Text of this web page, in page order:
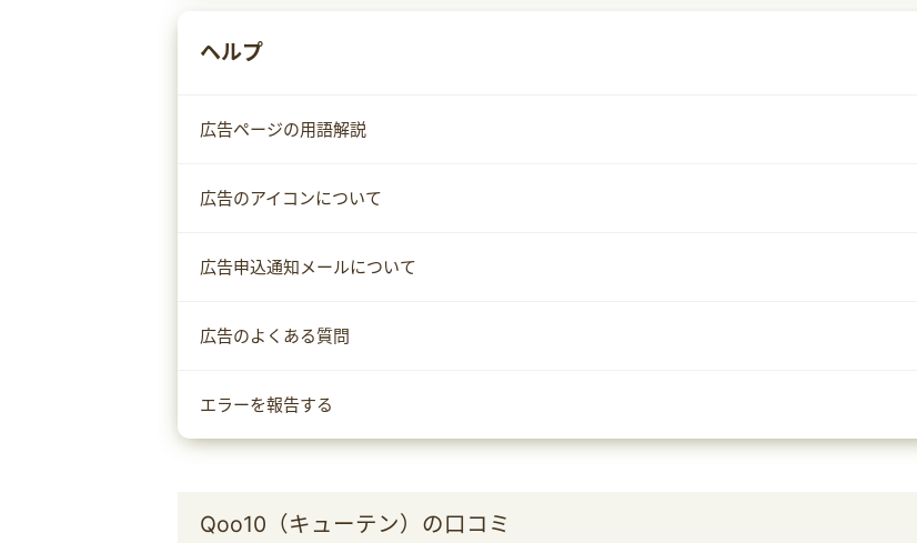
ヘルプ
広告ページの用語解説
広告のアイコンについて
広告申込通知メールについて
広告のよくある質問
エラーを報告する
Qoo10（キューテン）の口コミ